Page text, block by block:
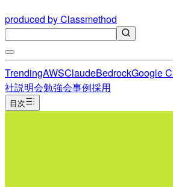
produced by Classmethod
TrendingAWSClaudeBedrockGoogle
社説明会勉強会事例採用
目次